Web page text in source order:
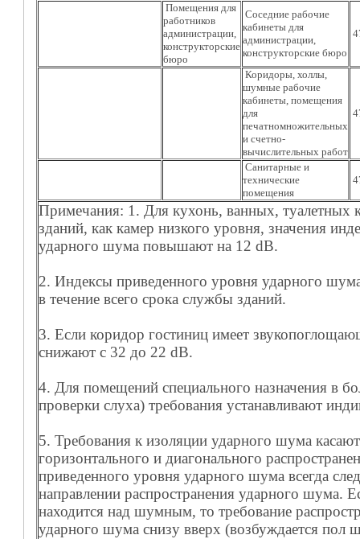
Помещения для
работников
администрации,
конструкторские
бюро
Соседние рабочие
кабинеты для
администрации,
конструкторские бюро
Коридоры, холлы,
шумные рабочие
кабинеты, помещения
для
печатномножительных
и счетно-
вычислительных работ
Санитарные и
технические
помещения
Примечания: 1. Для кухонь, ванных, туалетных
зданий, как камер низкого уровня, значения
ударного шума повышают на 12 dB.
2. Индексы приведенного уровня ударного
в течение всего срока службы зданий.
3. Если коридор гостиниц имеет
снижают с 32 до 22 dB.
4. Для помещений специального назначения в
проверки слуха) требования устанавливают
5. Требования к изоляции ударного шума
горизонтального и диагонального
приведенного уровня ударного шума всегда
направлении распространения ударного шума.
находится над шумным, то требование
ударного шума снизу вверх (возбуждается